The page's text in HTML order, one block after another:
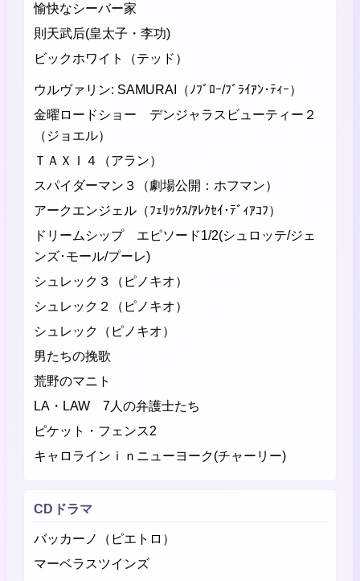
愉快なシーバー家
則天武后(皇太子・李功)
ビックホワイト（テッド）
ウルヴァリン: SAMURAI（ﾉﾌﾞﾛｰ/ﾌﾞﾗｲｱﾝ･ﾃｨｰ）
金曜ロードショー デンジャラスビューティー２
（ジョエル）
ＴＡＸＩ４（アラン）
スパイダーマン３（劇場公開：ホフマン）
アークエンジェル（ﾌｪﾘｯｸｽ/ｱﾚｸｾｲ･ﾃﾞｨｱｺﾌ）
ドリームシップ エピソード1/2(シュロッテ/ジェ
ンズ･モール/プーレ)
シュレック３（ピノキオ）
シュレック２（ピノキオ）
シュレック（ピノキオ）
男たちの挽歌
荒野のマニト
LA・LAW 7人の弁護士たち
ピケット・フェンス2
キャロラインｉｎニューヨーク(チャーリー)
CDドラマ
バッカーノ（ピエトロ）
マーベラスツインズ